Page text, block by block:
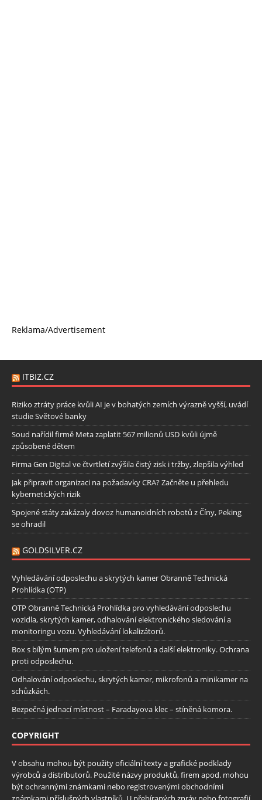
Reklama/Advertisement
ITBIZ.CZ
Riziko ztráty práce kvůli AI je v bohatých zemích výrazně vyšší, uvádí
studie Světové banky
Soud nařídil firmě Meta zaplatit 567 milionů USD kvůli újmě
způsobené dětem
Firma Gen Digital ve čtvrtletí zvýšila čistý zisk i tržby, zlepšila výhled
Jak připravit organizaci na požadavky CRA? Začněte u přehledu
kybernetických rizik
Spojené státy zakázaly dovoz humanoidních robotů z Číny, Peking
se ohradil
GOLDSILVER.CZ
Vyhledávání odposlechu a skrytých kamer Obranně Technická
Prohlídka (OTP)
OTP Obranně Technická Prohlídka pro vyhledávání odposlechu
vozidla, skrytých kamer, odhalování elektronického sledování a
monitoringu vozu. Vyhledávání lokalizátorů.
Box s bílým šumem pro uložení telefonů a další elektroniky. Ochrana
proti odposlechu.
Odhalování odposlechu, skrytých kamer, mikrofonů a minikamer na
schůzkách.
Bezpečná jednací místnost – Faradayova klec – stíněná komora.
COPYRIGHT
V obsahu mohou být použity oficiální texty a grafické podklady
výrobců a distributorů. Použité názvy produktů, firem apod. mohou
být ochrannými známkami nebo registrovanými obchodními